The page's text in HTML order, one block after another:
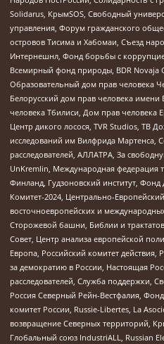
Solidarus, КрымSOS, Свободный
управления, Форум гражданского
островов Тисима и Хабомаи, Съезд
Интернешнл, Фонд борьбы с
Всемирный фонд природы, BDR Novaja
Образовательный дом прав человека
Белорусский дом прав человека имени
человека Тбилиси, Дом прав человека
Центр дикого лосося, TVR Studios, ТВ
исследований им Вилфрида Мартенса,
расследователей, АЛЛАТРА, За
UnKremlin, Международная федерация
Финланд, Гудзоновский институт, Фонд
Комитет-2024, Центрально-
восточноевропейских и
Сторожевой башни, Библии и
Совет, Центр анализа европейской
Европа, Российский комитет
за демократию в России, Настоящая
расследователей, Служба поддержки,
Россия Северный Рейн-Вестфалия,
комитет России, Russie-Libertes, La
возвращение Северных территорий,
Глобальный союз IndustriALL, Russian